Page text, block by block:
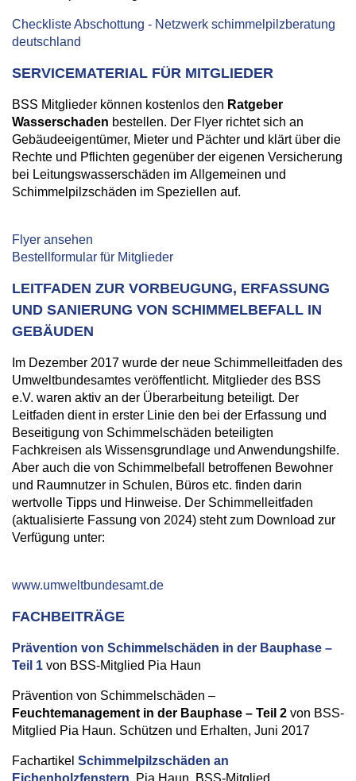
Checkliste Abschottung - Netzwerk schimmelpilzberatung
deutschland
SERVICEMATERIAL FÜR MITGLIEDER
BSS Mitglieder können kostenlos den Ratgeber
Wasserschaden bestellen. Der Flyer richtet sich an
Gebäudeeigentümer, Mieter und Pächter und klärt über die
Rechte und Pflichten gegenüber der eigenen Versicherung
bei Leitungswasserschäden im Allgemeinen und
Schimmelpilzschäden im Speziellen auf.
Flyer ansehen
Bestellformular für Mitglieder
LEITFADEN ZUR VORBEUGUNG, ERFASSUNG
UND SANIERUNG VON SCHIMMELBEFALL IN
GEBÄUDEN
Im Dezember 2017 wurde der neue Schimmelleitfaden des
Umweltbundesamtes veröffentlicht. Mitglieder des BSS
e.V. waren aktiv an der Überarbeitung beteiligt. Der
Leitfaden dient in erster Linie den bei der Erfassung und
Beseitigung von Schimmelschäden beteiligten
Fachkreisen als Wissensgrundlage und Anwendungshilfe.
Aber auch die von Schimmelbefall betroffenen Bewohner
und Raumnutzer in Schulen, Büros etc. finden darin
wertvolle Tipps und Hinweise. Der Schimmelleitfaden
(aktualisierte Fassung von 2024) steht zum Download zur
Verfügung unter:
www.umweltbundesamt.de
FACHBEITRÄGE
Prävention von Schimmelschäden in der Bauphase –
Teil 1 von BSS-Mitglied Pia Haun
Prävention von Schimmelschäden –
Feuchtemanagement in der Bauphase – Teil 2 von BSS-
Mitglied Pia Haun. Schützen und Erhalten, Juni 2017
Fachartikel Schimmelpilzschäden an
Eichenholzfenstern , Pia Haun, BSS-Mitglied